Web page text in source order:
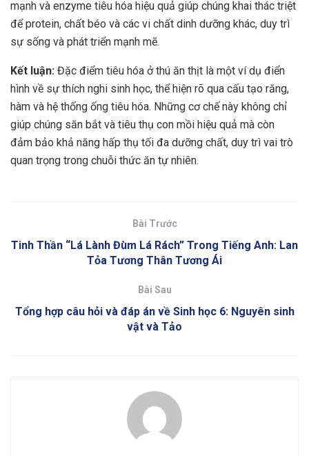
mạnh và enzyme tiêu hóa hiệu quả giúp chúng khai thác triệt
để protein, chất béo và các vi chất dinh dưỡng khác, duy trì
sự sống và phát triển mạnh mẽ.
Kết luận: Đặc điểm tiêu hóa ở thú ăn thịt là một ví dụ điển
hình về sự thích nghi sinh học, thể hiện rõ qua cấu tạo răng,
hàm và hệ thống ống tiêu hóa. Những cơ chế này không chỉ
giúp chúng săn bắt và tiêu thụ con mồi hiệu quả mà còn
đảm bảo khả năng hấp thụ tối đa dưỡng chất, duy trì vai trò
quan trọng trong chuỗi thức ăn tự nhiên.
Bài Trước
Tinh Thần “Lá Lành Đùm Lá Rách” Trong Tiếng Anh: Lan
Tỏa Tương Thân Tương Ái
Bài Sau
Tổng hợp câu hỏi và đáp án về Sinh học 6: Nguyên sinh
vật và Tảo